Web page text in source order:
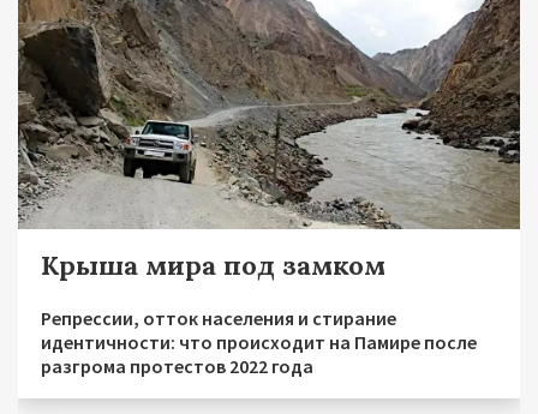
Крыша мира под замком
Репрессии, отток населения и стирание
идентичности: что происходит на Памире после
разгрома протестов 2022 года